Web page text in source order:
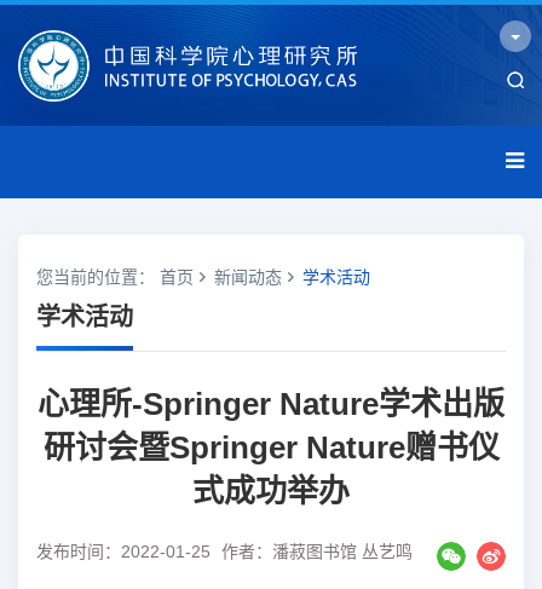
您当前的位置： 首页 新闻动态 学术活动
学术活动
心理所-Springer Nature学术出版
研讨会暨Springer Nature赠书仪
式成功举办
发布时间：2022-01-25 作者：潘菽图书馆 丛艺鸣